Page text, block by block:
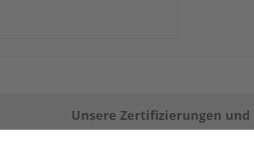
Unsere Zertifizierungen